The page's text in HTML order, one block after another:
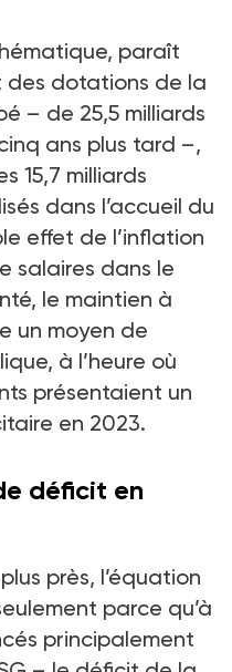
paraît
des dotations de la
– de 25,5 milliards
ans plus tard –,
15,7 milliards
dans l’accueil du
effet de l’inflation
salaires dans le
le maintien à
un moyen de
à l’heure où
présentaient un
en 2023.
déficit en
près, l’équation
parce qu’à
principalement